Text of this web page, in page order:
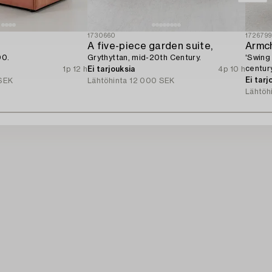
1p 12 h
1730660
A five-piece garden suite,
Grythyttan, mid-20th Century.
Ei tarjouksia
4p 10 h
Lähtöhinta 12 000 SEK
1726799
Ei